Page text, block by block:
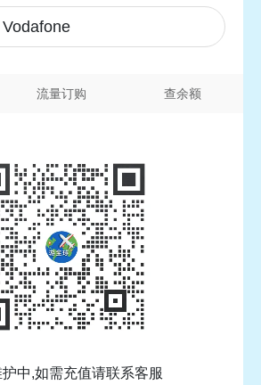
Vodafone
流量订购 查余额
中,如需充值请联系客服